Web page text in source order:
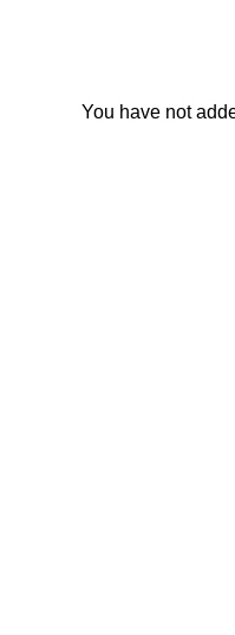
You have not